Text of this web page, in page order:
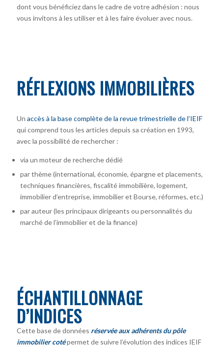
dont vous bénéficiez dans le cadre de votre adhésion : nous
vous invitons à les utiliser et à les faire évoluer avec nous.
RÉFLEXIONS IMMOBILIÈRES
Un accès à la base complète de la revue trimestrielle de l’IEIF
qui comprend tous les articles depuis sa création en 1993,
avec la possibilité de rechercher :
via un moteur de recherche dédié
par thème (international, économie, épargne et placements,
techniques financières, fiscalité immobilière, logement,
immobilier d’entreprise, immobilier et Bourse, réformes, etc.)
par auteur (les principaux dirigeants ou personnalités du
marché de l’immobilier et de la finance)
ÉCHANTILLONNAGE
D’INDICES
Cette base de données réservée aux adhérents du pôle
immobilier coté permet de suivre l’évolution des indices IEIF